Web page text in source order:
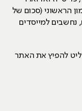
הראשוני (סכום של
נחשבים למייסדים
להפיץ את האתר